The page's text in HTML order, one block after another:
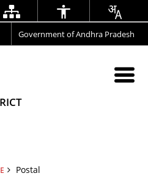
Government of Andhra Pradesh
Postal